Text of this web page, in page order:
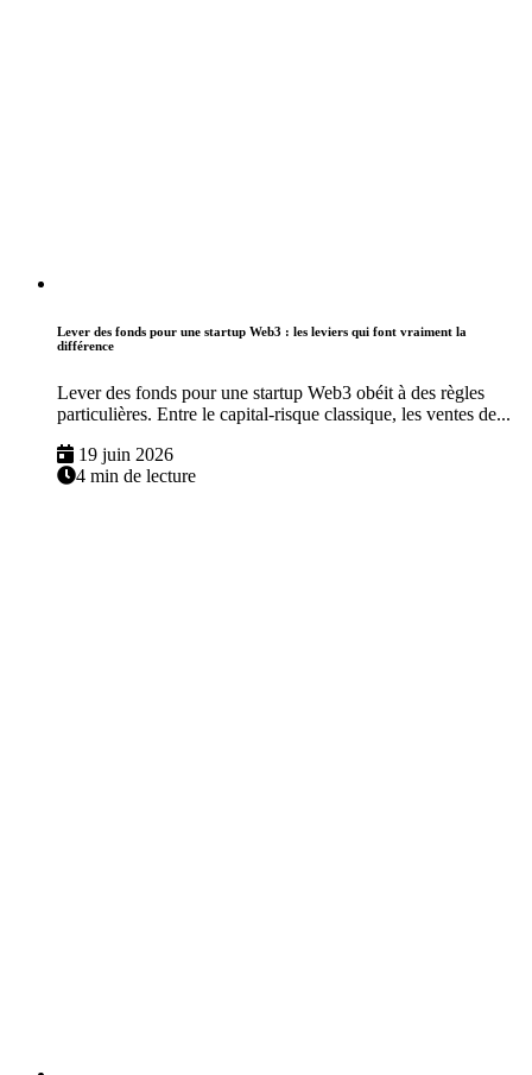
Lever des fonds pour une startup Web3 : les leviers qui font vraiment la
différence
Lever des fonds pour une startup Web3 obéit à des règles
particulières. Entre le capital-risque classique, les ventes de...
19 juin 2026
4 min de lecture